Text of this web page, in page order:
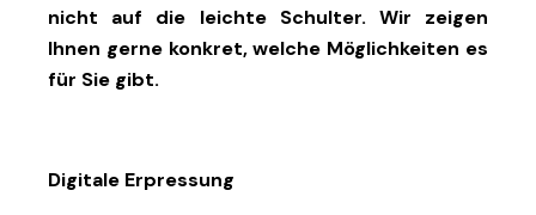
nicht auf die leichte Schulter. Wir zeigen
Ihnen gerne konkret, welche Möglichkeiten es
für Sie gibt.
Digitale Erpressung